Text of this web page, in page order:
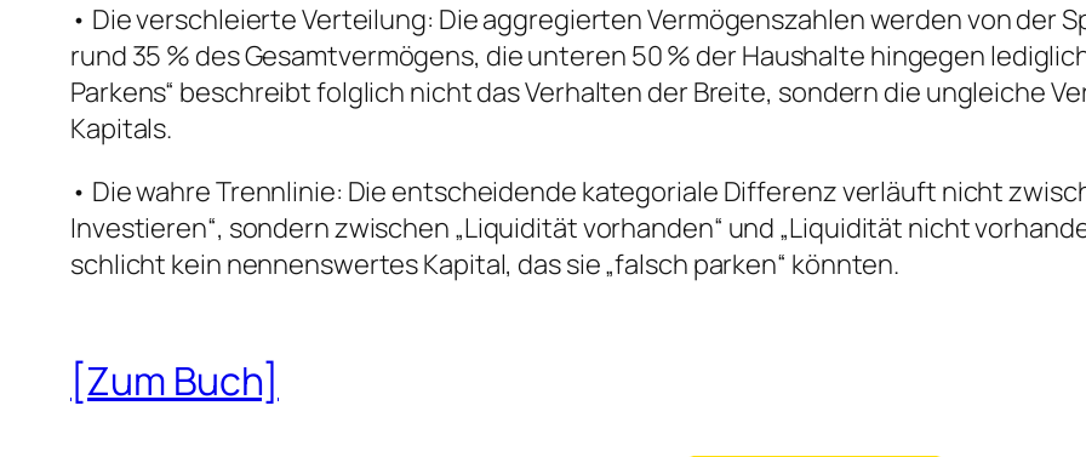
• Die verschleierte Verteilung: Die aggregierten Vermögenszahlen werden von der
rund 35 % des Gesamtvermögens, die unteren 50 % der Haushalte hingegen
Parkens“ beschreibt folglich nicht das Verhalten der Breite, sondern die ungleiche
Kapitals.
• Die wahre Trennlinie: Die entscheidende kategoriale Differenz verläuft nicht
Investieren“, sondern zwischen „Liquidität vorhanden“ und „Liquidität nicht
schlicht kein nennenswertes Kapital, das sie „falsch parken“ könnten.
[Zum Buch]